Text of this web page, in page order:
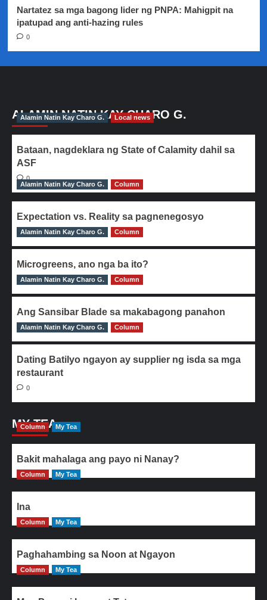
Nartatez sa mga bagong lider ng PNPA: Mahigpit na
ipatupad ang anti-hazing rules
0
ALAMIN NATIN KAY CHARO G.
Alamin Natin Kay Charo G. Local news
Bataan, nagdeklara ng State of Calamity dahil sa
ASF
0
Alamin Natin Kay Charo G.
Column
Expectation vs. Reality sa pagnenegosyo
0
Alamin Natin Kay Charo G. Column
Microgreens, ano nga ba ito?
0
Alamin Natin Kay Charo G. Column
Ang Sansibar Blade sa makabagong panahon
0
Alamin Natin Kay Charo G. Column
Dating Batilyo ngayon ay supplier ng isda sa mga
restaurant
0
MY TEA
Column My Tea
Bakit mahalaga ang payo ni Nanay?
Column My Tea
Ina
Column My Tea
Paghahambing sa Noon at Ngayon
Column My Tea